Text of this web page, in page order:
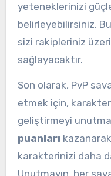
yeteneklerinizi
belirleyebilirsiniz.
sizi rakipleriniz
sağlayacaktır.
Son olarak, PvP
etmek için,
geliştirmeyi
puanları
karakterinizi daha